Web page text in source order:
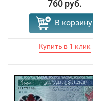
760 руб.
В корзину